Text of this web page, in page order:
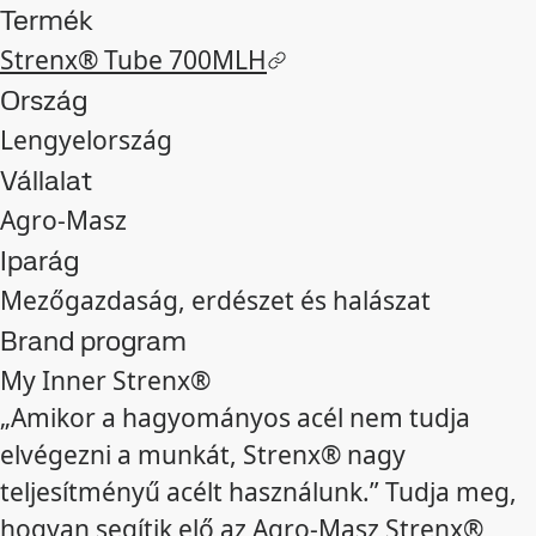
Termék
Strenx® Tube 700MLH
Ország
Lengyelország
Vállalat
Agro-Masz
Iparág
Mezőgazdaság, erdészet és halászat
Brand program
My Inner Strenx®
„Amikor a hagyományos acél nem tudja
elvégezni a munkát, Strenx® nagy
teljesítményű acélt használunk.” Tudja meg,
hogyan segítik elő az Agro-Masz Strenx®